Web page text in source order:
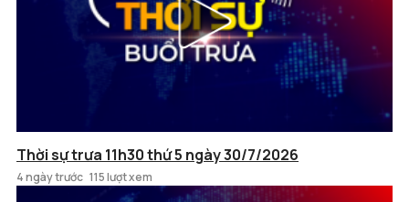
Thời sự trưa 11h30 thứ 5 ngày 30/7/2026
4 ngày trước 115 lượt xem